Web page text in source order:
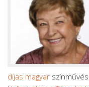
díjas magyar